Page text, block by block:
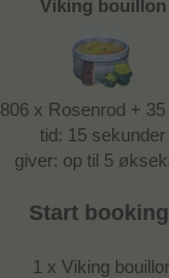
Viking bouillon
x Rosenrod +
tid: 15 sekunder
giver: op til 5
Start
1 x Viking